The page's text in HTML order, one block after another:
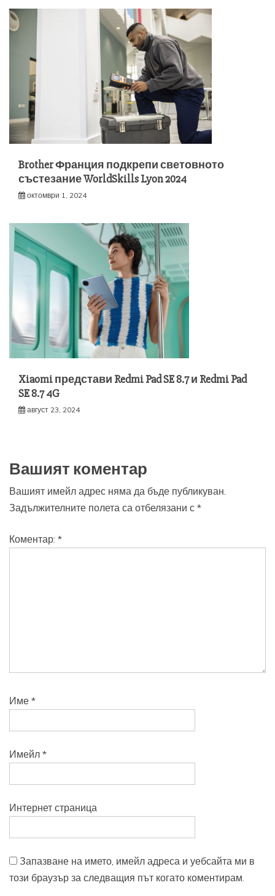
Brother Франция подкрепи световното
състезание WorldSkills Lyon 2024
октомври 1, 2024
Xiaomi представи Redmi Pad SE 8.7 и Redmi Pad
SE 8.7 4G
август 23, 2024
Вашият коментар
Вашият имейл адрес няма да бъде публикуван.
Задължителните полета са отбелязани с *
Коментар: *
Име *
Имейл *
Интернет страница
Запазване на името, имейл адреса и уебсайта ми в
този браузър за следващия път когато коментирам.